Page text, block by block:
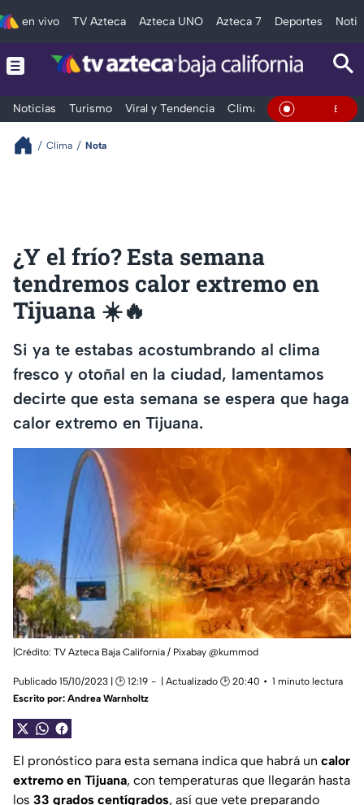
en vivo TV Azteca Azteca UNO Azteca 7 Deportes
Noticias Turismo Viral y Tendencia Clima Deportes En Vivo
Clima Nota
¿Y el frío? Esta semana
tendremos calor extremo en
Tijuana ☀️🔥
Si ya te estabas acostumbrando al clima
fresco y otoñal en la ciudad, lamentamos
decirte que esta semana se espera que haga
calor extremo en Tijuana.
|Crédito: TV Azteca Baja California / Pixabay @kummod
Publicado 15/10/2023 | 🕑 12:19 | Actualizado 🕑 20:40
1 minuto lectura
Escrito por: Andrea Warnholtz
El pronóstico para esta semana indica que habrá un calor
extremo en Tijuana, con temperaturas que llegarán hasta
los 33 grados centígrados, así que vete preparando